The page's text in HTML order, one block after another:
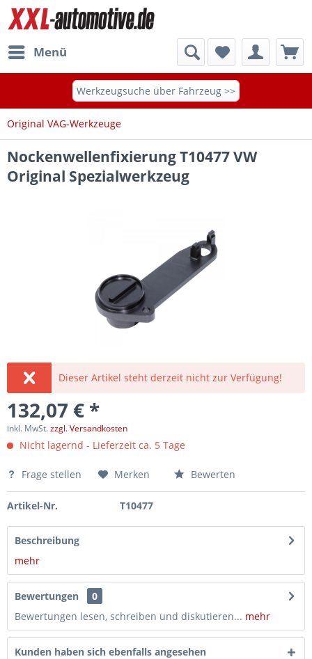
Menü
Werkzeugsuche über Fahrzeug >>
Original VAG-Werkzeuge
Nockenwellenfixierung T10477 VW
Original Spezialwerkzeug
Dieser Artikel steht derzeit nicht zur Verfügung!
132,07 € *
inkl. MwSt.zzgl. Versandkosten
Nicht lagernd - Lieferzeit ca. 5 Tage
Frage stellen Merken Bewerten
Artikel-Nr. T10477
Beschreibung
mehr
Bewertungen
0
Bewertungen lesen, schreiben und diskutieren... mehr
Kunden haben sich ebenfalls angesehen